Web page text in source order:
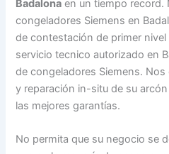
Badalona en un tiempo record.
congeladores Siemens en
de contestación de primer
servicio tecnico autorizado en
de congeladores Siemens.
y reparación in-situ de su
las mejores garantías.
No permita que su negocio se